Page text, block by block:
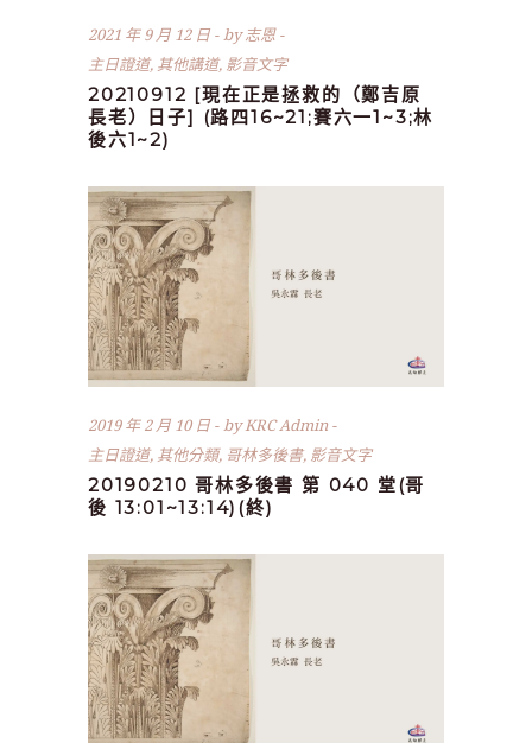
2021 年 9 月 12 日 by志恩
主日證道, 其他講道, 影音文字
20210912 [現在正是拯救的（鄭吉原
長老）日子] (路四16~21;賽六一1~3;林
後六1~2)
2019 年 2 月 10 日 byKRC Admin
主日證道, 其他分類, 哥林多後書, 影音文字
20190210 哥林多後書 第 040 堂(哥
後 13:01~13:14)(終)